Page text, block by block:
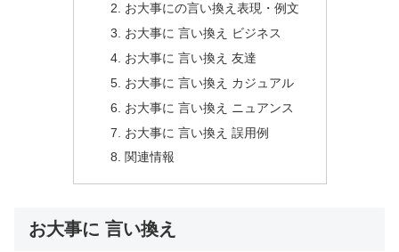
お大事にの言い換え表現・例文
お大事に 言い換え ビジネス
お大事に 言い換え 友達
お大事に 言い換え カジュアル
お大事に 言い換え ニュアンス
お大事に 言い換え 誤用例
関連情報
お大事に 言い換え